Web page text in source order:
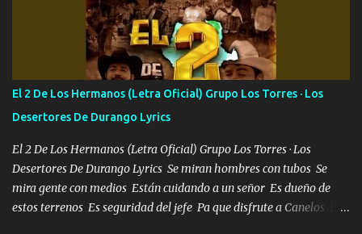
con los drones patrullando la Frontera De Tijuana Bulevares
Bellas Artes me ve en las blancas ya hace falta mi APA FLACO
verde se le extraña pa que sepan Aquí Pura GENTE DE LA RANA 🐸
POR CLAVE ES EL CALI 4 EN LA CIUDAD TIJUANA Música Al
tirante andamos mi carnal atento a cualquier necesidad no porque
se ve limpio el camino nos confiamos al andar y nunca con la
misma piedra me vuelvo a tropezar Cuando ando de enamorado
en corto me tiró a per...
El 2 De Los Hermanos (Letra Oficial) Grupo Los Torres · Los
Desertores De Durango Lyrics
El 2 De Los Hermanos (Letra Oficial) Grupo Los Torres · Los
Desertores De Durango Lyrics Se miran hombres con tubos Se
mira gente con medios Están cuidando a un señor Es dueño de
estos terrenos Es seguridad del jefe Pa que disfrute a Canelos Es